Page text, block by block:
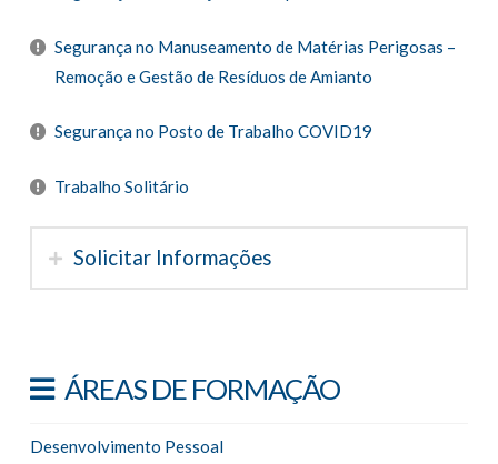
Segurança no Manuseamento de Matérias Perigosas –
Remoção e Gestão de Resíduos de Amianto
Segurança no Posto de Trabalho COVID19
Trabalho Solitário
Solicitar Informações
ÁREAS DE FORMAÇÃO
Desenvolvimento Pessoal